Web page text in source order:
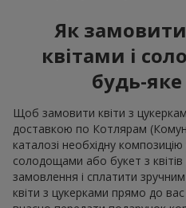
Як
квітами і
будь-яке
Щоб замовити квіти з
доставкою по Котлярам
каталозі необхідну
солодощами або букет з
замовлення і сплатити
квіти з цукерками прямо до